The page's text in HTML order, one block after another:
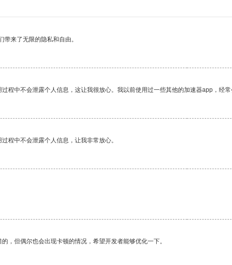
来了无限的隐私和自由。
程中不会泄露个人信息，这让我很放心。我以前使用过一些其他的加速器app，经
程中不会泄露个人信息，让我非常放心。
，但偶尔也会出现卡顿的情况，希望开发者能够优化一下。